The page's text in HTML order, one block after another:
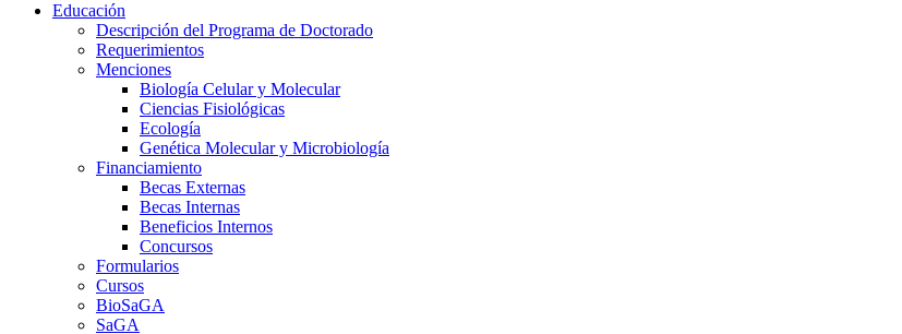
Educación
Descripción del Programa de Doctorado
Requerimientos
Menciones
Biología Celular y Molecular
Ciencias Fisiológicas
Ecología
Genética Molecular y Microbiología
Financiamiento
Becas Externas
Becas Internas
Beneficios Internos
Concursos
Formularios
Cursos
BioSaGA
SaGA